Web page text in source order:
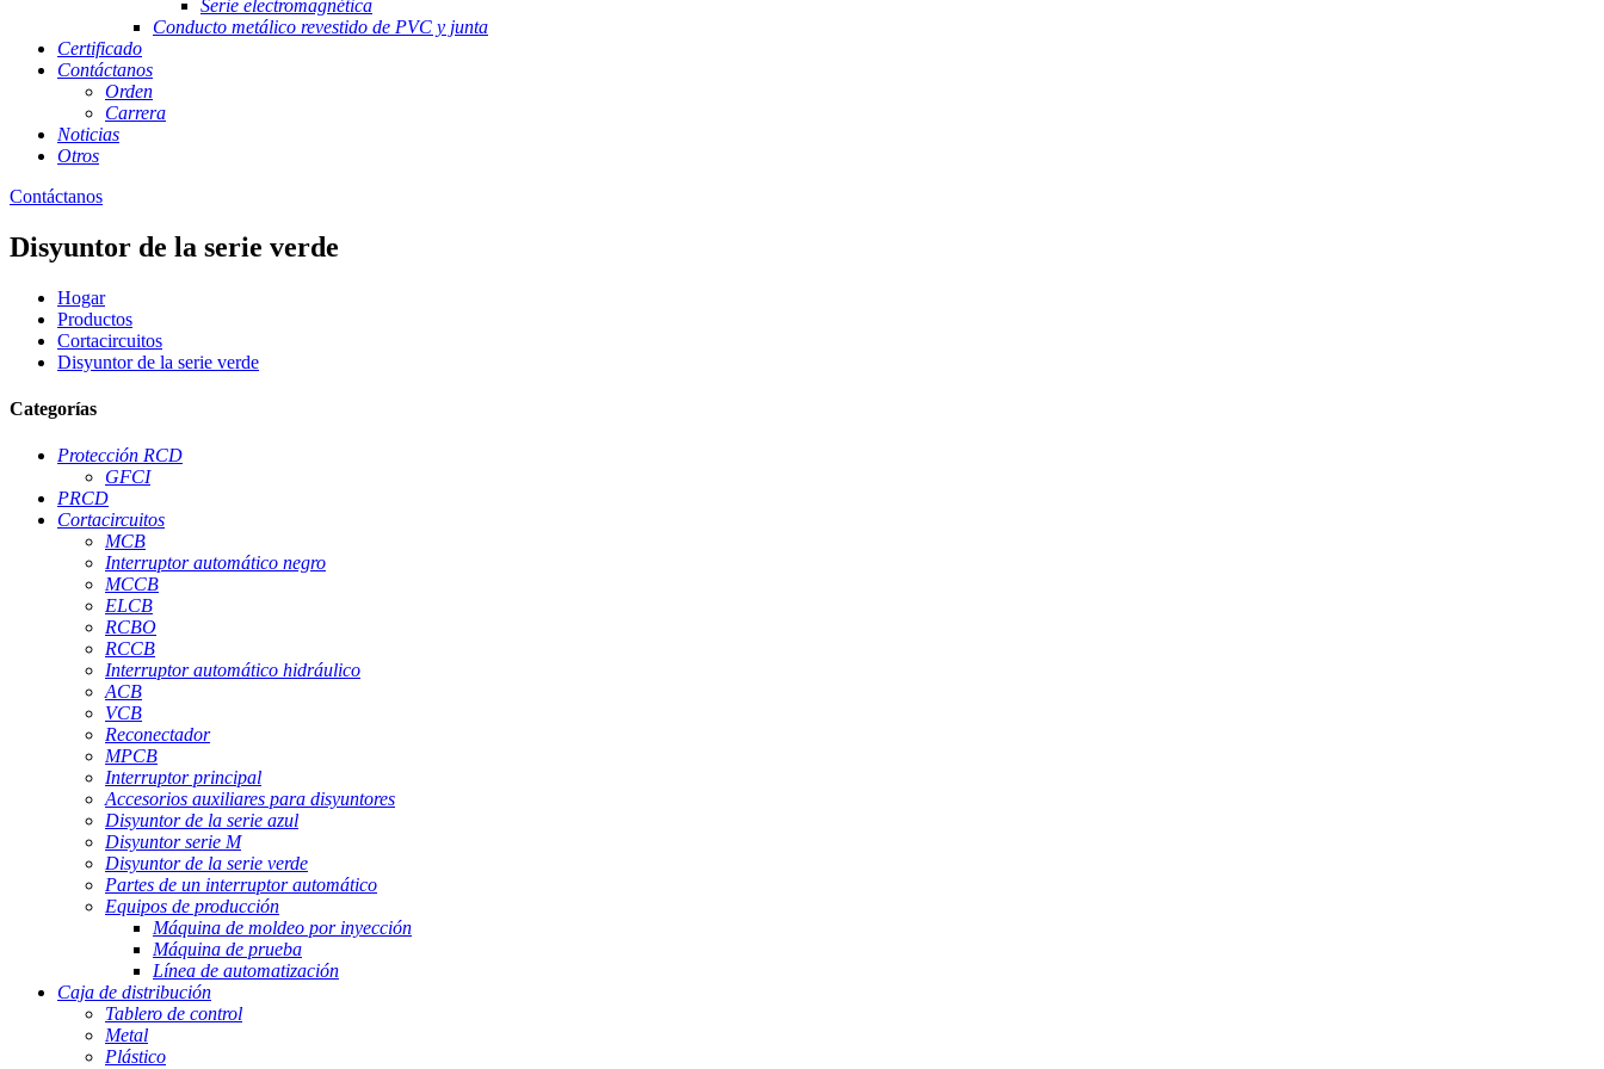
Serie electromagnética
Conducto metálico revestido de PVC y junta
Certificado
Contáctanos
Orden
Carrera
Noticias
Otros
Contáctanos
Disyuntor de la serie verde
Hogar
Productos
Cortacircuitos
Disyuntor de la serie verde
Categorías
Protección RCD
GFCI
PRCD
Cortacircuitos
MCB
Interruptor automático negro
MCCB
ELCB
RCBO
RCCB
Interruptor automático hidráulico
ACB
VCB
Reconectador
MPCB
Interruptor principal
Accesorios auxiliares para disyuntores
Disyuntor de la serie azul
Disyuntor serie M
Disyuntor de la serie verde
Partes de un interruptor automático
Equipos de producción
Máquina de moldeo por inyección
Máquina de prueba
Línea de automatización
Caja de distribución
Tablero de control
Metal
Plástico